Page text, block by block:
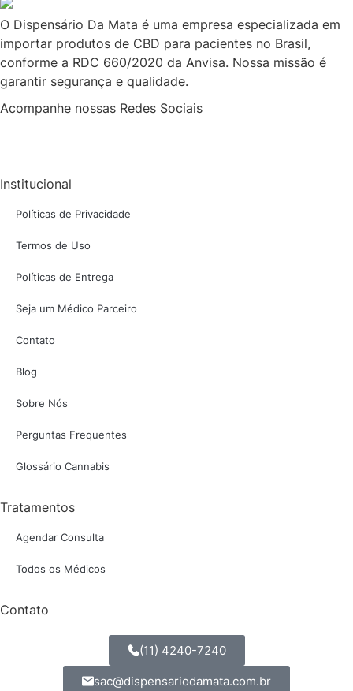
O Dispensário Da Mata é uma empresa especializada em
importar produtos de CBD para pacientes no Brasil,
conforme a RDC 660/2020 da Anvisa. Nossa missão é
garantir segurança e qualidade.
Acompanhe nossas Redes Sociais
Institucional
Políticas de Privacidade
Termos de Uso
Políticas de Entrega
Seja um Médico Parceiro
Contato
Blog
Sobre Nós
Perguntas Frequentes
Glossário Cannabis
Tratamentos
Agendar Consulta
Todos os Médicos
Contato
(11) 4240-7240
sac@dispensariodamata.com.br